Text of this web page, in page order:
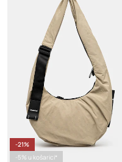
-21%
-5% u košarici*